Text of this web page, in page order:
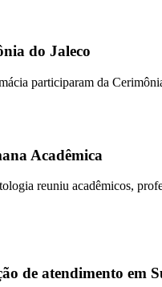
do Jaleco
participaram da
Acadêmica
reuniu acadêmicos,
de atendimento em